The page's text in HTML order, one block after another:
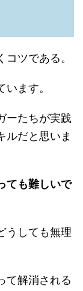
ツである。
ます。
ーたちが実践
ルだと思いま
ても難しいで
うしても無理
て解消される